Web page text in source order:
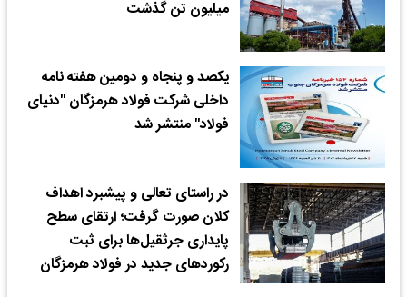
میلیون تن گذشت
یکصد و پنجاه و دومین هفته نامه
داخلی شرکت فولاد هرمزگان "دنیای
فولاد" منتشر شد
در راستای تعالی و پیشبرد اهداف
کلان صورت گرفت؛ ارتقای سطح
پایداری جرثقیل‌ها برای ثبت
رکوردهای جدید در فولاد هرمزگان